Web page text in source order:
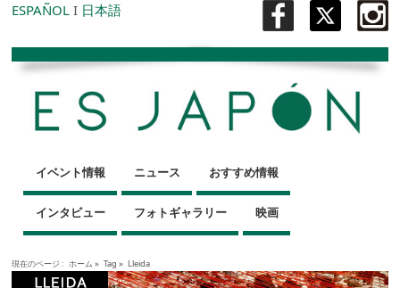
ESPAÑOL I 日本語
イベント情報 ニュース おすすめ情報
インタビュー フォトギャラリー 映画
現在のページ : ホーム » Tag » Lleida